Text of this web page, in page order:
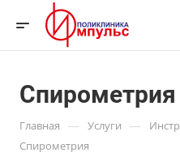
Спирометрия
Главная — Услуги —
Спирометрия